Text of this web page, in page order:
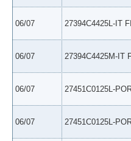
06/07 27394C4425L-IT
06/07 27394C4425M-IT
06/07 27451C0125L-
06/07 27451C0125L-